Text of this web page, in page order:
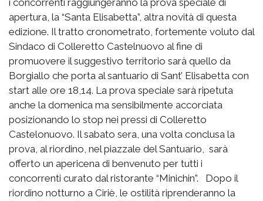
i concorrenti raggiungeranno la prova speciale di
apertura, la “Santa Elisabetta”, altra novità di questa
edizione. Il tratto cronometrato, fortemente voluto dal
Sindaco di Colleretto Castelnuovo al fine di
promuovere il suggestivo territorio sarà quello da
Borgiallo che porta al santuario di Sant’ Elisabetta con
start alle ore 18,14. La prova speciale sarà ripetuta
anche la domenica ma sensibilmente accorciata
posizionando lo stop nei pressi di Colleretto
Castelonuovo. Il sabato sera, una volta conclusa la
prova, al riordino, nel piazzale del Santuario, sarà
offerto un apericena di benvenuto per tutti i
concorrenti curato dal ristorante “Minichin”. Dopo il
riordino notturno a Ciriè, le ostilità riprenderanno la